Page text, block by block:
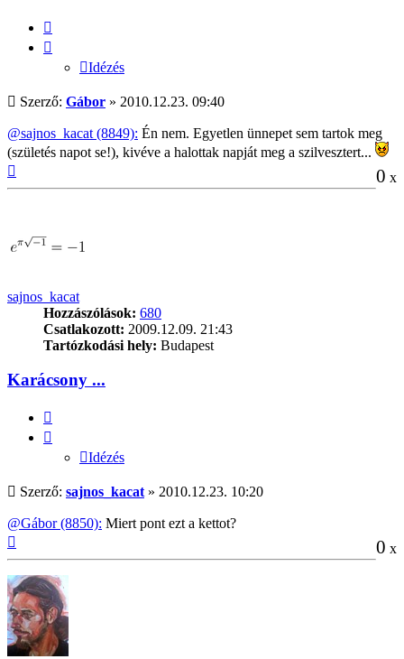
Idézés
Hozzászólás
Szerző: Gábor » 2010.12.23. 09:40
@sajnos_kacat (8849): Én nem. Egyetlen ünnepet sem tartok meg
(születés napot se!), kivéve a halottak napját meg a szilvesztert...
0 x
sajnos_kacat
Hozzászólások: 680
Csatlakozott: 2009.12.09. 21:43
Tartózkodási hely: Budapest
Karácsony ...
Idézés
Hozzászólás
Szerző: sajnos_kacat » 2010.12.23. 10:20
@Gábor (8850): Miert pont ezt a kettot?
0 x